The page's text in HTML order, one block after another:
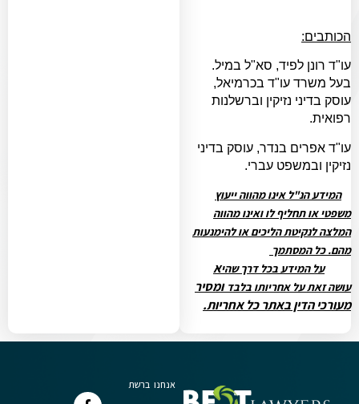
הכותבים:
עו"ד רונן לפיד, סא"ל במיל.
בעל משרד עו"ד בכרמיאל,
עוסק בדיני נזיקין וברשלנות
רפואית.
עו"ד אפרים בנדר, עוסק בדיני
נזיקין ובמשפט עברי.
המידע הנ"ל אינו מהווה ייעוץ
משפטי או תחליף לו ואינו מהווה
המלצה לנקיטת הליכים או להימנעות
מהם. כל המסתמך
על המידע בכל דרך שהיא
עושה זאת על אחריותו בלבד ומסיר
מעורכי הדין באתר כל אחריות.
אנחנו ברשת